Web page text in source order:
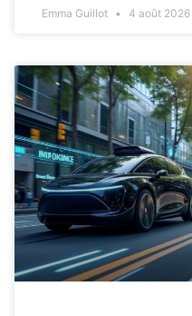
Emma Guillot 4 août 2026